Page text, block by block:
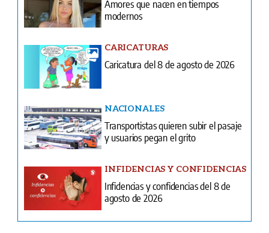
Caricatura del 8 de agosto de 2026
NACIONALES
Transportistas quieren subir el pasaje
INFIDENCIAS Y CONFIDENCIAS
Infidencias y confidencias del 8 de
agosto de 2026